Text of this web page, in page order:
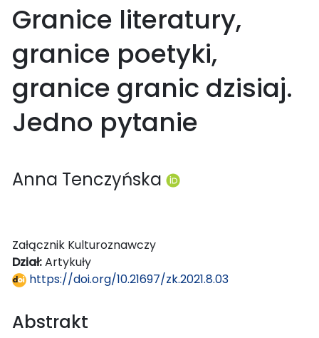
Granice literatury,
granice poetyki,
granice granic dzisiaj.
Jedno pytanie
Anna Tenczyńska
Załącznik Kulturoznawczy
Dział:Artykuły
https://doi.org/10.21697/zk.2021.8.03
Abstrakt